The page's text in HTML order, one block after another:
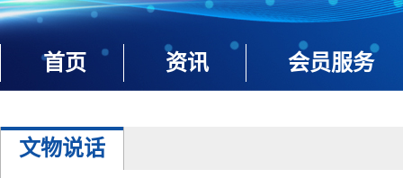
首页 资讯 会员服务
文物说话